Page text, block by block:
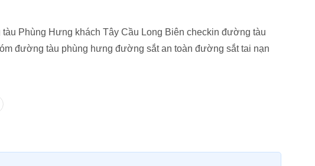
Phùng Hưng khách Tây Cầu Long Biên checkin đường tàu
đường tàu phùng hưng đường sắt an toàn đường sắt tai nạn